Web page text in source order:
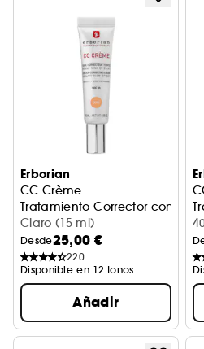
Erborian
CC Crème
Claro (15 ml)
Desde25,00 €
220
Disponible en 12 tonos
Añadir